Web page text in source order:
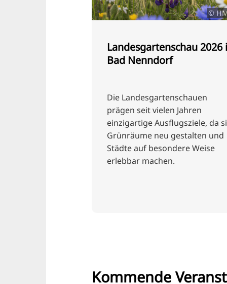
©
Landesgartenschau 2026
Bad Nenndorf
Die Landesgartenschauen
prägen seit vielen Jahren
einzigartige Ausflugsziele, da
Grünräume neu gestalten und
Städte auf besondere Weise
erlebbar machen.
Kommende